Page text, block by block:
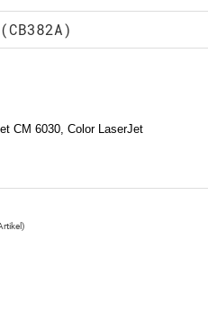
CM 6030, Color LaserJet
)